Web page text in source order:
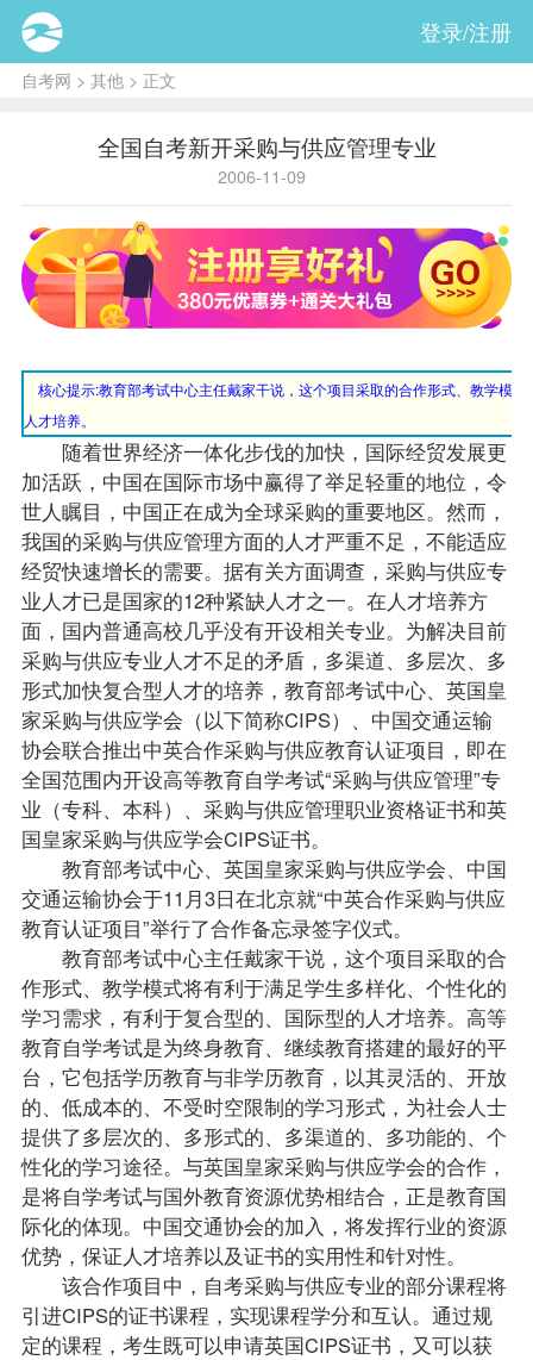
登录/注册
自考网 > 其他 > 正文
全国自考新开采购与供应管理专业
2006-11-09
核心提示:教育部考试中心主任戴家干说，这个项目采取的合作形式、教学模
人才培养。
随着世界经济一体化步伐的加快，国际经贸发展更
加活跃，中国在国际市场中赢得了举足轻重的地位，令
世人瞩目，中国正在成为全球采购的重要地区。然而，
我国的采购与供应管理方面的人才严重不足，不能适应
经贸快速增长的需要。据有关方面调查，采购与供应专
业人才已是国家的12种紧缺人才之一。在人才培养方
面，国内普通高校几乎没有开设相关专业。为解决目前
采购与供应专业人才不足的矛盾，多渠道、多层次、多
形式加快复合型人才的培养，教育部考试中心、英国皇
家采购与供应学会（以下简称CIPS）、中国交通运输
协会联合推出中英合作采购与供应教育认证项目，即在
全国范围内开设高等教育自学考试“采购与供应管理”专
业（专科、本科）、采购与供应管理职业资格证书和英
国皇家采购与供应学会CIPS证书。
教育部考试中心、英国皇家采购与供应学会、中国
交通运输协会于11月3日在北京就“中英合作采购与供应
教育认证项目”举行了合作备忘录签字仪式。
教育部考试中心主任戴家干说，这个项目采取的合
作形式、教学模式将有利于满足学生多样化、个性化的
学习需求，有利于复合型的、国际型的人才培养。高等
教育自学考试是为终身教育、继续教育搭建的最好的平
台，它包括学历教育与非学历教育，以其灵活的、开放
的、低成本的、不受时空限制的学习形式，为社会人士
提供了多层次的、多形式的、多渠道的、多功能的、个
性化的学习途径。与英国皇家采购与供应学会的合作，
是将自学考试与国外教育资源优势相结合，正是教育国
际化的体现。中国交通协会的加入，将发挥行业的资源
优势，保证人才培养以及证书的实用性和针对性。
该合作项目中，自考采购与供应专业的部分课程将
引进CIPS的证书课程，实现课程学分和互认。通过规
定的课程，考生既可以申请英国CIPS证书，又可以获